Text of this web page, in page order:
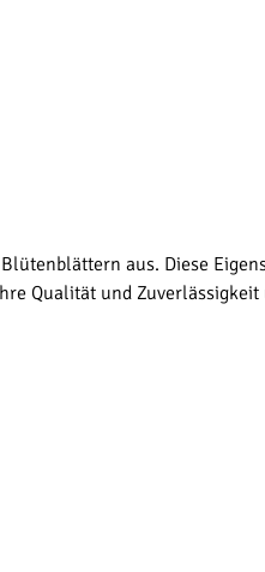
aus. Diese
Qualität und